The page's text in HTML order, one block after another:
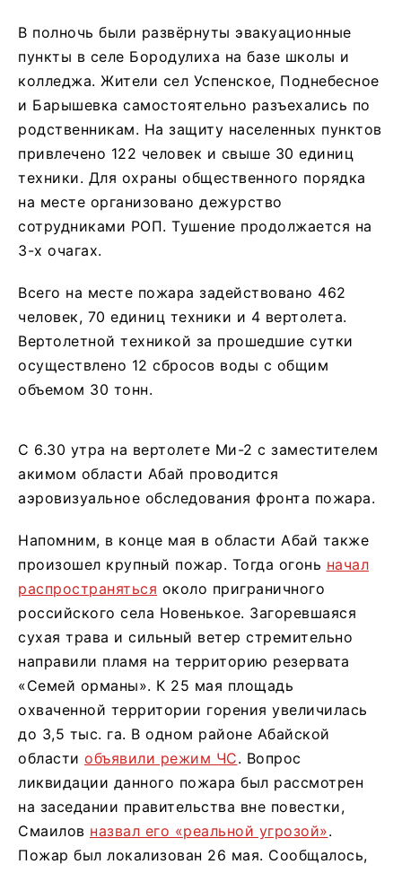
В полночь были развёрнуты эвакуационные
пункты в селе Бородулиха на базе школы и
колледжа. Жители сел Успенское, Поднебесное
и Барышевка самостоятельно разъехались по
родственникам. На защиту населенных пунктов
привлечено 122 человек и свыше 30 единиц
техники. Для охраны общественного порядка
на месте организовано дежурство
сотрудниками РОП. Тушение продолжается на
3-х очагах.
Всего на месте пожара задействовано 462
человек, 70 единиц техники и 4 вертолета.
Вертолетной техникой за прошедшие сутки
осуществлено 12 сбросов воды с общим
объемом 30 тонн.
С 6.30 утра на вертолете Ми-2 с заместителем
акимом области Абай проводится
аэровизуальное обследования фронта пожара.
Напомним, в конце мая в области Абай также
произошел крупный пожар. Тогда огонь начал
распространяться около приграничного
российского села Новенькое. Загоревшаяся
сухая трава и сильный ветер стремительно
направили пламя на территорию резервата
«Семей орманы». К 25 мая площадь
охваченной территории горения увеличилась
до 3,5 тыс. га. В одном районе Абайской
области объявили режим ЧС. Вопрос
ликвидации данного пожара был рассмотрен
на заседании правительства вне повестки,
Смаилов назвал его «реальной угрозой».
Пожар был локализован 26 мая. Сообщалось,